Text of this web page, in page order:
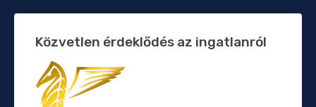
Közvetlen érdeklődés az ingatlanról